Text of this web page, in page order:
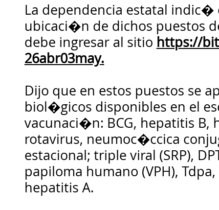
La dependencia estatal indic�
ubicaci�n de dichos puestos
debe ingresar al sitio https://
26abr03may.
Dijo que en estos puestos se
biol�gicos disponibles en el
vacunaci�n: BCG, hepatitis B,
rotavirus, neumoc�ccica
estacional; triple viral (SRP),
papiloma humano (VPH),
hepatitis A.